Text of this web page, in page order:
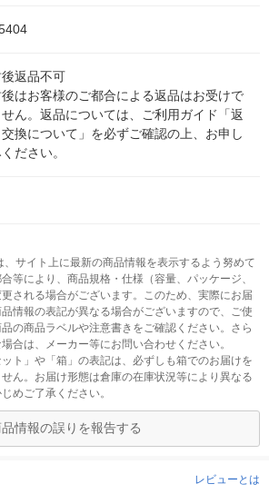
後返品不可
後はお客様のご都合による返品はお受けで
せん。返品については、ご利用ガイド「返
換について」を必ずご確認の上、お申し
ださい。
サイト上に最新の商品情報を表示するよう努めて
等により、商品規格・仕様（容量、パッケージ、
される場合がございます。このため、実際にお届
情報の表記が異なる場合がございますので、ご使
の商品ラベルや注意書きをご確認ください。さら
合は、メーカー等にお問い合わせください。
ト」や「箱」の表記は、必ずしも箱でのお届けを
ん。お届け形態は倉庫の在庫状況等により異なる
めご了承ください。
情報の誤りを報告する
レビューとは